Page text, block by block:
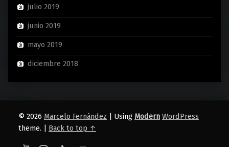
julio 2019
junio 2019
mayo 2019
diciembre 2018
© 2026 Marcelo Fernández Using Modern WordPress
theme.
Back to top ↑